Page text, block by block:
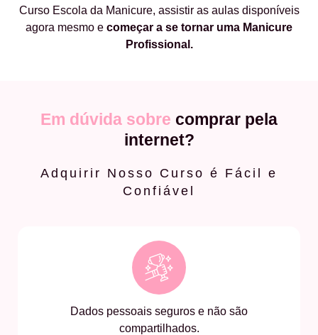
Curso Escola da Manicure, assistir as aulas disponíveis
agora mesmo e começar a se tornar uma Manicure
Profissional.
Em dúvida sobre comprar pela
internet?
Adquirir Nosso Curso é Fácil e
Confiável
Dados pessoais seguros e não são
compartilhados.